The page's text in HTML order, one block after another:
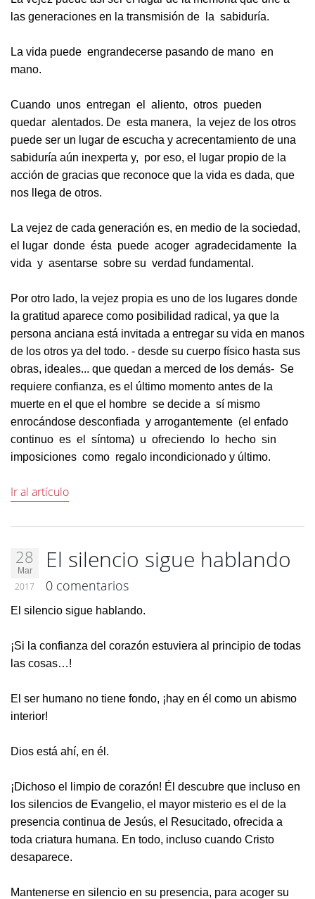
las generaciones en la transmisión de la sabiduría.
La vida puede engrandecerse pasando de mano en
mano.
Cuando unos entregan el aliento, otros pueden
quedar alentados. De esta manera, la vejez de los otros
puede ser un lugar de escucha y acrecentamiento de una
sabiduría aún inexperta y, por eso, el lugar propio de la
acción de gracias que reconoce que la vida es dada, que
nos llega de otros.
La vejez de cada generación es, en medio de la sociedad,
el lugar donde ésta puede acoger agradecidamente la
vida y asentarse sobre su verdad fundamental.
Por otro lado, la vejez propia es uno de los lugares donde
la gratitud aparece como posibilidad radical, ya que la
persona anciana está invitada a entregar su vida en manos
de los otros ya del todo. - desde su cuerpo físico hasta sus
obras, ideales... que quedan a merced de los demás- Se
requiere confianza, es el último momento antes de la
muerte en el que el hombre se decide a sí mismo
enrocándose desconfiada y arrogantemente (el enfado
continuo es el síntoma) u ofreciendo lo hecho sin
imposiciones como regalo incondicionado y último.
Ir al artículo
28
Mar
2017
El silencio sigue hablando
0 comentarios
El silencio sigue hablando.
¡Si la confianza del corazón estuviera al principio de todas
las cosas…!
El ser humano no tiene fondo, ¡hay en él como un abismo
interior!
Dios está ahí, en él.
¡Dichoso el limpio de corazón! Él descubre que incluso en
los silencios de Evangelio, el mayor misterio es el de la
presencia continua de Jesús, el Resucitado, ofrecida a
toda criatura humana. En todo, incluso cuando Cristo
desaparece.
Mantenerse en silencio en su presencia, para acoger su